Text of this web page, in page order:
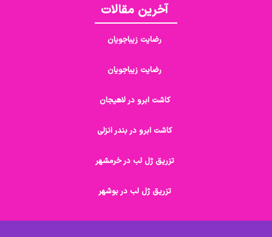
آخرین مقالات
رضایت زیباجویان
رضایت زیباجویان
کاشت ابرو در لاهیجان
کاشت ابرو در بندر انزلی
تزریق ژل لب در خرمشهر
تزریق ژل لب در بوشهر